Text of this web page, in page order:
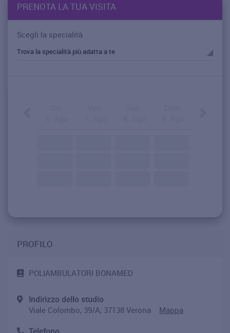
PRENOTA LA TUA VISITA
Scegli la specialità
PROFILO
POLIAMBULATORI BONAMED
Indirizzo dello studio
Viale Colombo, 39/A, 37138 Verona Mappa
Telefono